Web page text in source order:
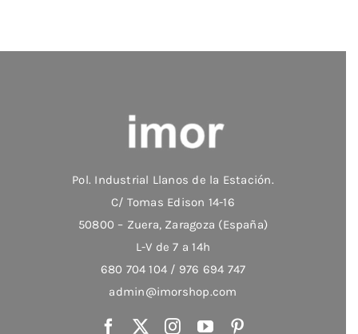
€256,58
se
elegir
en
la
página
de
producto
Pol. Industrial Llanos de la Estación.
C/ Tomas Edison 14-16
50800 – Zuera, Zaragoza (España)
L-V de 7 a 14h
680 704 104 / 976 694 747
admin@imorshop.com